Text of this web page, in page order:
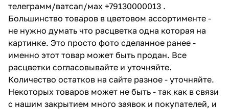
телеграмм/ватсап/мах +79130000013 .
Большинство товаров в цветовом ассортименте -
не нужно думать что расцветка одна которая на
картинке. Это просто фото сделанное ранее -
именно этот товар может быть продан. Все
расцветки согласовывайте и уточняйте.
Количество остатков на сайте разное - уточняйте.
Некоторых товаров может не быть - так как в связи
с нашим закрытием много заявок и покупателей, и